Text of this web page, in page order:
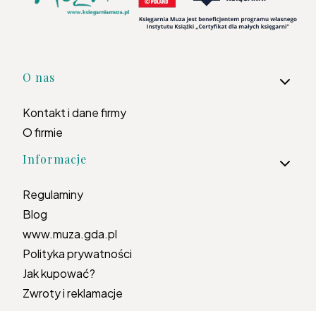
Linki w stopce
O nas
Kontakt i dane firmy
O firmie
Informacje
Regulaminy
Blog
www.muza.gda.pl
Polityka prywatności
Jak kupować?
Zwroty i reklamacje